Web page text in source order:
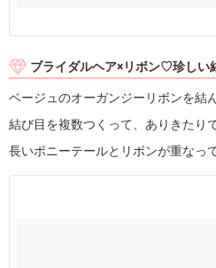
ブライダルヘア×リボン♡珍しい
ベージュのオーガンジーリボンを結
結び目を複数つくって、ありきたり
長いポニーテールとリボンが重なっ